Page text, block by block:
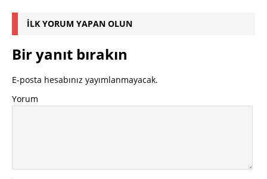
İLK YORUM YAPAN OLUN
Bir yanıt bırakın
E-posta hesabınız yayımlanmayacak.
Yorum